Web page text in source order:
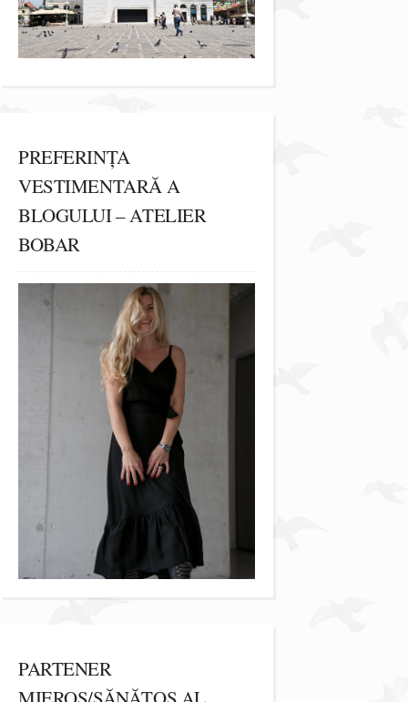
PREFERINȚA
VESTIMENTARĂ A
BLOGULUI – ATELIER
BOBAR
PARTENER